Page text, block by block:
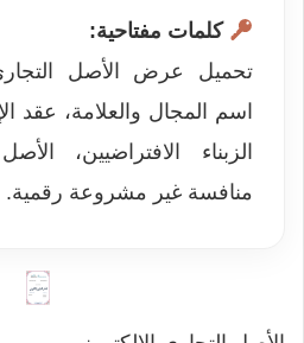
كلمات مفتاحية:
الزبناء الافتراضيين،
منافسة غير مشروعة رقمية.